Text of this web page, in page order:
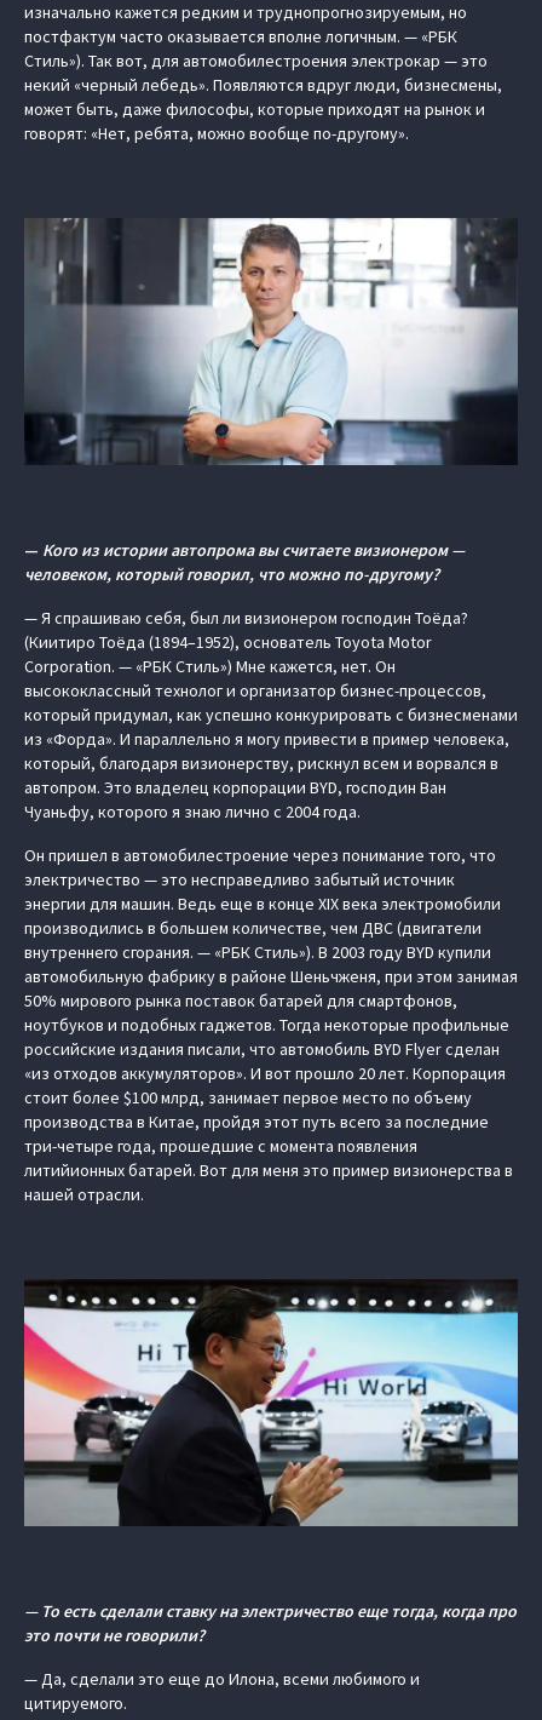
изначально кажется редким и труднопрогнозируемым, но
постфактум часто оказывается вполне логичным. — «РБК
Стиль»). Так вот, для автомобилестроения электрокар — это
некий «черный лебедь». Появляются вдруг люди, бизнесмены,
может быть, даже философы, которые приходят на рынок и
говорят: «Нет, ребята, можно вообще по-другому».
— Кого из истории автопрома вы считаете визионером —
человеком, который говорил, что можно по-другому?
— Я спрашиваю себя, был ли визионером господин Тоёда?
(Киитиро Тоёда (1894–1952), основатель Toyota Motor
Corporation. — «РБК Стиль») Мне кажется, нет. Он
высококлассный технолог и организатор бизнес-процессов,
который придумал, как успешно конкурировать с бизнесменами
из «Форда». И параллельно я могу привести в пример человека,
который, благодаря визионерству, рискнул всем и ворвался в
автопром. Это владелец корпорации BYD, господин Ван
Чуаньфу, которого я знаю лично с 2004 года.
Он пришел в автомобилестроение через понимание того, что
электричество — это несправедливо забытый источник
энергии для машин. Ведь еще в конце XIX века электромобили
производились в большем количестве, чем ДВС (двигатели
внутреннего сгорания. — «РБК Стиль»). В 2003 году BYD купили
автомобильную фабрику в районе Шеньчженя, при этом занимая
50% мирового рынка поставок батарей для смартфонов,
ноутбуков и подобных гаджетов. Тогда некоторые профильные
российские издания писали, что автомобиль BYD Flyer сделан
«из отходов аккумуляторов». И вот прошло 20 лет. Корпорация
стоит более $100 млрд, занимает первое место по объему
производства в Китае, пройдя этот путь всего за последние
три-четыре года, прошедшие с момента появления
литийионных батарей. Вот для меня это пример визионерства в
нашей отрасли.
— То есть сделали ставку на электричество еще тогда, когда про
это почти не говорили?
— Да, сделали это еще до Илона, всеми любимого и
цитируемого.